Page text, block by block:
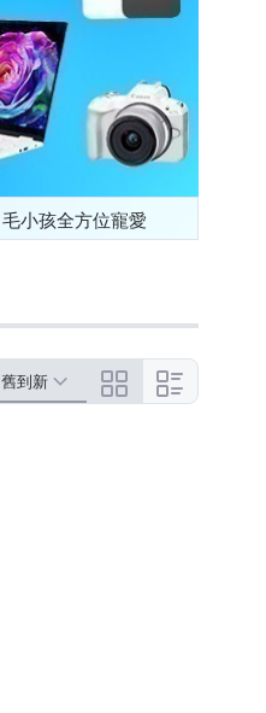
毛小孩全方位寵愛
到新